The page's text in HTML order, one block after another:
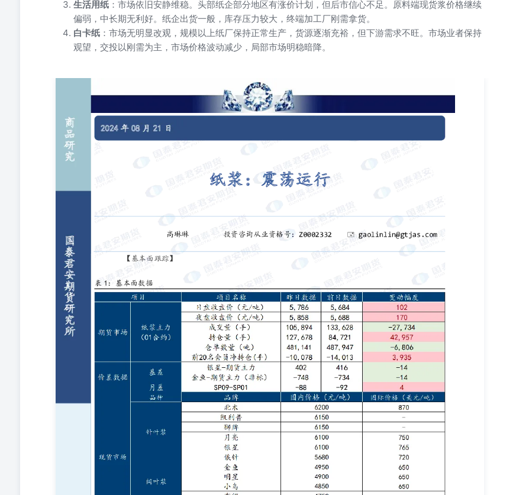
生活用纸 ：市场依旧安静维稳。头部纸企部分地区有涨价计划，但后市信心不足。原料端现货浆价格继续
偏弱，中长期无利好。纸企出货一般，库存压力较大，终端加工厂刚需拿货。
白卡纸 ：市场无明显改观，规模以上纸厂保持正常生产，货源逐渐充裕，但下游需求不旺。市场业者保持
观望，交投以刚需为主，市场价格波动减少，局部市场明稳暗降。
期货研究 商2024年08月21日 品 研究 纸浆：震荡运行 国高琳琳投资咨询从业资格号：Z0002332gaolinlin@gtjas.com 泰 君【基
本面跟踪】 安 期表1：基本面数据 货研究所 资料来源：隆众资讯，同花顺iFinD,国泰君安期货研究 【趋势强度】 纸浆趋势强
度：0 注：趋势强度取值范围为【-2,2】区间整数。强弱程度分类如下：弱、偏弱、中性、偏强、强，-2表示最看空，2表示最看
多。 【行业新闻】 据卓创资讯了解，昨日双胶纸市场窄幅整理，成交表现不旺。供应压力凸出，终端需求改善有 限，下游原纸
消耗缓慢，用户谨慎采买，刚需补入为主。工厂产销压力较大，部分工厂政策相对灵活。贸易商多随进随出，局部倒挂情况严
重，70g卷筒双胶纸主流市场价格在5000-5400元/吨。 昨日铜版纸市场稳定，成交未见改善。行业供需格局相对平衡，工厂延续
挺价意愿。终端需求支撑有限，下游原纸库存消耗不快，用户采买积极性不高，同时成本面因素支撑不强，业者对后市信心偏
弱，贸易商多随进随出，囤库意愿有限，主流品牌平张铜版纸价格区间在5500-5900元/吨。 昨日生活用纸市场依旧安静维稳，头
部纸企部分地区有涨价计划，但是针对于当下的交投情况，业者后市信心不足；原料端现货浆价格继续偏弱运行，中长期看也暂
格（证监许可[2011]1449号）。 本报告的观点和信息仅供本公司的专业投资者参考，无意针对或打算违反任何地区、国家、城市
或其它法律管辖区域内的法律法规。本报告难以设置访问权限，若给您造成不便，敬请谅解。若您并非国泰君安期货客户中的专
业投资者，请勿阅读、订阅或接收任何相关信息。本报告不构成具体业务的推介，亦不应被视为任何投资、法律、会计或税务建
议，且本公司不会因接收人收到本报告而视其为本公司的当然客户。请您根据自身的风险承受能力自行作出投资决定并自主承担
投资风险，不应凭借本内容进行具体操作。 分析师声明 作者具有中国期货业协会授予的期货投资咨询执业资格或相当的专业胜
任能力，力求报告内容独立、客观、公正。本报告仅反映作者的不同设想、见解及分析方法。本报告所载的观点并不代表本公司
或任何其附属或联营公司的立场，特此声明。 免责声明 本报告的信息来源于已公开的资料，但本公司对该等信息的准确性、完
整性或可靠性不作任何保证。本报告所载的资料、意见及推测仅反映本公司于发布本报告当日的判断，本报告所指的期货标的的
价格可升可跌，过往表现不应作为日后的表现依据。在不同时期，或因使用不同假设和标准，采用不同观点和分析方法，本公司
可发出与本报告所载资料、意见及推测不一致的报告，对此本公司可不发出特别通知。本公司不保证本报告所含信息保持在最新
状态。同时，本公司对本报告所含信息可在不发出通知的情形下做出修改，投资者应当自行关注相应的更新或修改。 本报告中
所指的研究服务可能不适合个别客户，不构成客户私人咨询建议，客户应考虑本报告中的任何意见或建议是否符合其特定状况。
在任何情况下，本报告中的信息或所表述的意见均不构成对任何人的投资建议。在任何情况下，本公司、本公司员工或者关联机
构不承诺投资者一定获利，不与投资者分享投资收益，也不对任何人因使用本报告中的任何内容所引致的任何直接或间接损失或
与此有关的其他损失负任何责任。投资者务必注意，其据此做出的任何投资决策与本公司、本公司员工或者关联机构无关。市场
有风险，投资需谨慎。投资者不应将本报告作为作出投资决策的唯一参考因素，亦不应认为本报告可以取代自己的判断。在决定
投资前，如有需要，投资者务必向专业人士咨询并谨慎决策。 版权声明 本报告版权仅为本公司所有，未经书面许可，任何机构
和个人不得以任何形式翻版、复制、发表或引用。如征得本公司同意进行引用、刊发的，需在允许的范围内使用，并注明出处
为“国泰君安期货研究”，提示使用本报告的风险，且不得对本报告进行任何有悖原意的引用、删节和修改。若本公司以外的其他
个人或机构（以下简称“该个人或机构”）发送本报告，则由该个人或机构独自为此发送行为负责。通过此途径获得本报告的投资
者应自行联系该个人或机构以要求获悉更详细信息或进而交易本报告中提及的期货品种。本报告不构成本公司向该个人或机构之